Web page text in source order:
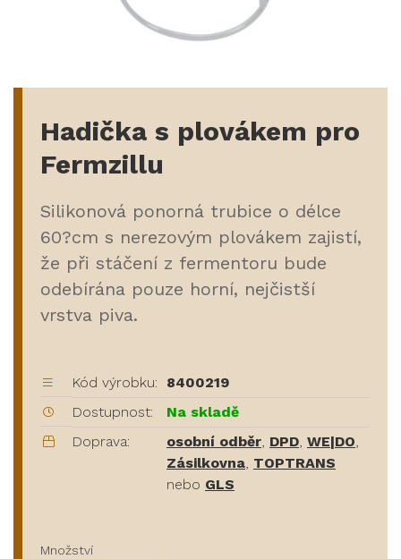
Hadička s plovákem pro
Fermzillu
Silikonová ponorná trubice o délce
60?cm s nerezovým plovákem zajistí,
že při stáčení z fermentoru bude
odebírána pouze horní, nejčistší
vrstva piva.
Kód výrobku:
8400219
Dostupnost:
Na skladě
Doprava:
osobní odběr DPD WE|DO
Zásilkovna TOPTRANS
nebo GLS
Množství